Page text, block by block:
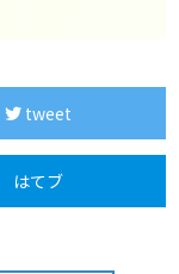
tweet
はてブ